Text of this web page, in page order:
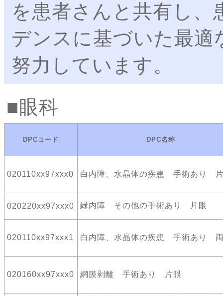
を患者さんと共有し
デンスに基づいた最
努力しています。
眼科
DPCコード DPC名称
020110xx97xxx0 白内障、水晶体の疾患 手術あり
020220xx97xxx0 緑内障 その他の手術あり 片眼
020110xx97xxx1 白内障、水晶体の疾患 手術あり
020160xx97xxx0 網膜剥離 手術あり 片眼